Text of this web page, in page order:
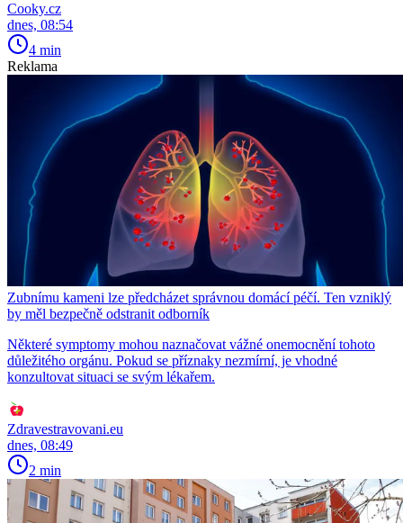
Cooky.cz
dnes, 08:54
4 min
Reklama
Zubnímu kameni lze předcházet správnou domácí péčí. Ten vzniklý
by měl bezpečně odstranit odborník
Některé symptomy mohou naznačovat vážné onemocnění tohoto
důležitého orgánu. Pokud se příznaky nezmírní, je vhodné
konzultovat situaci se svým lékařem.
Zdravestravovani.eu
dnes, 08:49
2 min